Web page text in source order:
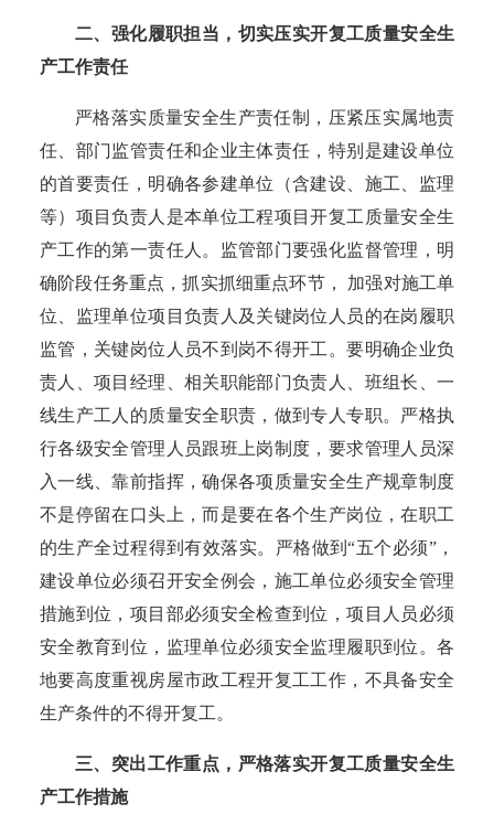
二、强化履职担当，切实压实开复工质量安全生
产工作责任
严格落实质量安全生产责任制，压紧压实属地责
任、部门监管责任和企业主体责任，特别是建设单位
的首要责任，明确各参建单位（含建设、施工、监理
等）项目负责人是本单位工程项目开复工质量安全生
产工作的第一责任人。监管部门要强化监督管理，明
确阶段任务重点，抓实抓细重点环节，
加强对施工单
位、监理单位项目负责人及关键岗位人员的在岗履职
监管，关键岗位人员不到岗不得开工。要明确企业负
责人、项目经理、相关职能部门负责人、班组长、一
线生产工人的质量安全职责，做到专人专职。严格执
行各级安全管理人员跟班上岗制度，要求管理人员深
入一线、靠前指挥，确保各项质量安全生产规章制度
不是停留在口头上，而是要在各个生产岗位，在职工
的生产全过程得到有效落实。严格做到“五个必须”，
建设单位必须召开安全例会，施工单位必须安全管理
措施到位，项目部必须安全检查到位，项目人员必须
安全教育到位，监理单位必须安全监理履职到位。各
地要高度重视房屋市政工程开复工工作，不具备安全
生产条件的不得开复工。
三、突出工作重点，严格落实开复工质量安全生
产工作措施